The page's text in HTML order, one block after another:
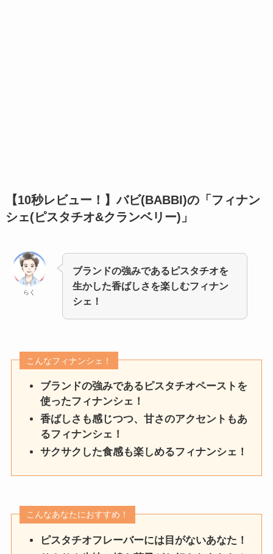
【10秒レビュー！】バビ(BABBI)の「フィナン
シェ(ピスタチオ&クランベリー)」
らく
ブランドの強みであるピスタチオを
生かした香ばしさを楽しむフィナン
シェ！
こんなフィナンシェ！
ブランドの強みであるピスタチオペーストを
使ったフィナンシェ！
香ばしさも感じつつ、甘さのアクセントもあ
るフィナンシェ！
サクサクした食感も楽しめるフィナンシェ！
こんなあなたにおすすめ！
ピスタチオフレーバーには目がないあなた！